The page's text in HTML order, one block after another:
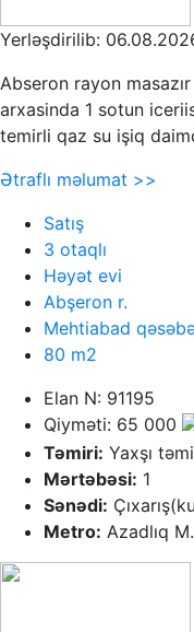
Yerləşdirilib:
Abseron rayon
arxasinda 1 sotun
temirli qaz su işiq
Ətraflı məlumat >>
Satış
3 otaqlı
Həyət evi
Abşeron r.
Mehtiabad
80 m2
Elan N: 91195
Qiyməti: 65 000
Təmiri: Yaxşı
Mərtəbəsi: 1
Sənədi:
Metro: Azadlıq M.